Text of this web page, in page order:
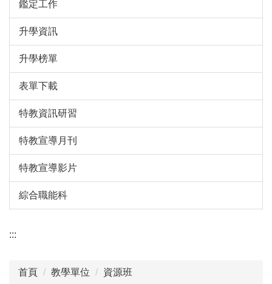
鑑定工作
升學資訊
升學榜單
表單下載
特教資訊研習
特教宣導月刊
特教宣導影片
綜合職能科
:::
首頁 教學單位 資源班